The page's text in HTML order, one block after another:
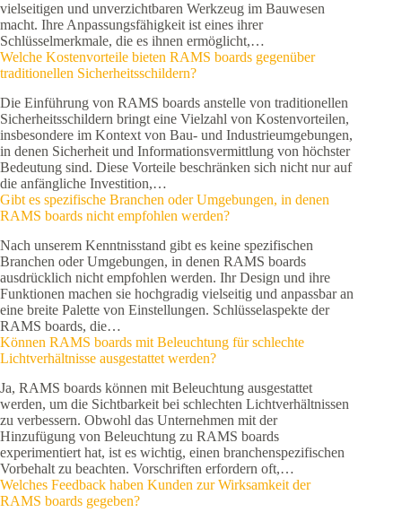
vielseitigen und unverzichtbaren Werkzeug im Bauwesen
macht. Ihre Anpassungsfähigkeit ist eines ihrer
Schlüsselmerkmale, die es ihnen ermöglicht,…
Welche Kostenvorteile bieten RAMS boards gegenüber
traditionellen Sicherheitsschildern?
Die Einführung von RAMS boards anstelle von traditionellen
Sicherheitsschildern bringt eine Vielzahl von Kostenvorteilen,
insbesondere im Kontext von Bau- und Industrieumgebungen,
in denen Sicherheit und Informationsvermittlung von höchster
Bedeutung sind. Diese Vorteile beschränken sich nicht nur auf
die anfängliche Investition,…
Gibt es spezifische Branchen oder Umgebungen, in denen
RAMS boards nicht empfohlen werden?
Nach unserem Kenntnisstand gibt es keine spezifischen
Branchen oder Umgebungen, in denen RAMS boards
ausdrücklich nicht empfohlen werden. Ihr Design und ihre
Funktionen machen sie hochgradig vielseitig und anpassbar an
eine breite Palette von Einstellungen. Schlüsselaspekte der
RAMS boards, die…
Können RAMS boards mit Beleuchtung für schlechte
Lichtverhältnisse ausgestattet werden?
Ja, RAMS boards können mit Beleuchtung ausgestattet
werden, um die Sichtbarkeit bei schlechten Lichtverhältnissen
zu verbessern. Obwohl das Unternehmen mit der
Hinzufügung von Beleuchtung zu RAMS boards
experimentiert hat, ist es wichtig, einen branchenspezifischen
Vorbehalt zu beachten. Vorschriften erfordern oft,…
Welches Feedback haben Kunden zur Wirksamkeit der
RAMS boards gegeben?